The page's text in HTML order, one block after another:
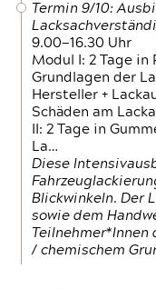
Termin 9/10:
9.00—16.30 Uhr
Modul I: 2 Tage in
Grundlagen der
Hersteller +
Schäden am
II: 2 Tage in
La…
Diese
Blickwinkeln. Der
sowie dem
/ chemischem